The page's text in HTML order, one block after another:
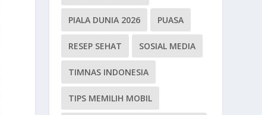
PIALA DUNIA 2026 PUASA
RESEP SEHAT SOSIAL MEDIA
TIMNAS INDONESIA
TIPS MEMILIH MOBIL